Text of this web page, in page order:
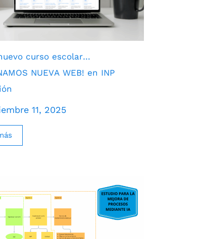
curso escolar…
NUEVA WEB! en INP
11, 2025